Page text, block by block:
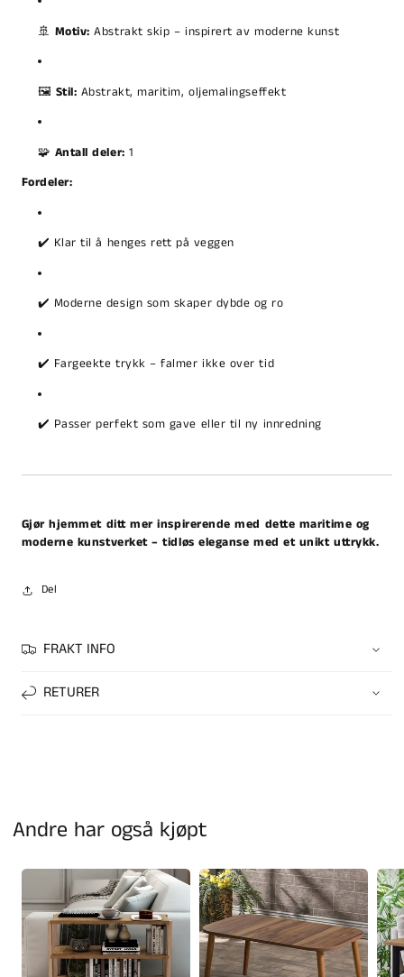
🚢 Motiv: Abstrakt skip – inspirert av moderne kunst
🖼️ Stil: Abstrakt, maritim, oljemalingseffekt
🧩 Antall deler: 1
Fordeler:
✔️ Klar til å henges rett på veggen
✔️ Moderne design som skaper dybde og ro
✔️ Fargeekte trykk – falmer ikke over tid
✔️ Passer perfekt som gave eller til ny innredning
Gjør hjemmet ditt mer inspirerende med dette maritime og
moderne kunstverket – tidløs eleganse med et unikt uttrykk.
Del
FRAKT INFO
RETURER
Andre har også kjøpt